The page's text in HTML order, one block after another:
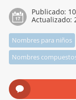
Publicado:
Actualizado:
Nombres para niños
Nombres